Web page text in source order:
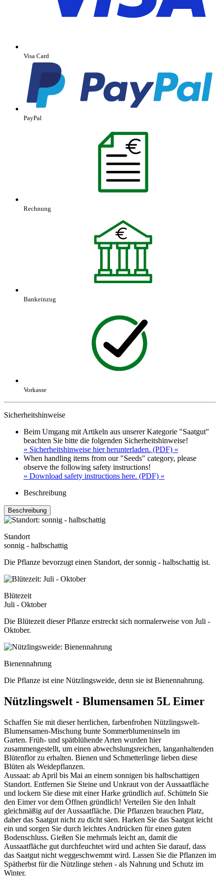
Visa Card
PayPal
Rechnung
Bankeinzug
Vorkasse
Sicherheitshinweise
Beim Umgang mit Artikeln aus unserer Kategorie "Saatgut"
beachten Sie bitte die folgenden Sicherheitshinweise!
» Sicherheitshinweise hier herunterladen. (PDF) «
When handling items from our "Seeds" category, please
observe the following safety instructions!
» Download safety instructions here. (PDF) «
Beschreibung
Beschreibung
Standort
sonnig - halbschattig
Die Pflanze bevorzugt einen Standort, der sonnig - halbschattig ist.
Blütezeit
Juli - Oktober
Die Blütezeit dieser Pflanze erstreckt sich normalerweise von Juli -
Oktober.
Bienennahrung
Die Pflanze ist eine Nützlingsweide, denn sie ist Bienennahrung.
Nützlingswelt - Blumensamen 5L Eimer
Schaffen Sie mit dieser herrlichen, farbenfrohen Nützlingswelt-
Blumensamen-Mischung bunte Sommerblumeninseln im
Garten. Früh- und spätblühende Arten wurden hier
zusammengestellt, um einen abwechslungsreichen, langanhaltenden
Blütenflor zu erhalten. Bienen und Schmetterlinge lieben diese
Blüten als Weidepflanzen.
Aussaat: ab April bis Mai an einem sonnigen bis halbschattigen
Standort. Entfernen Sie Steine und Unkraut von der Aussaatfläche
und lockern Sie diese mit einer Harke gründlich auf. Schütteln Sie
den Eimer vor dem Öffnen gründlich! Verteilen Sie den Inhalt
gleichmäßig auf der Aussaatfläche. Die Pflanzen brauchen Platz,
daher das Saatgut nicht zu dicht säen. Harken Sie das Saatgut leicht
ein und sorgen Sie durch leichtes Andrücken für einen guten
Bodenschluss. Gießen Sie mehrmals leicht an, damit die
Aussaatfläche gut durchfeuchtet wird und achten Sie darauf, dass
das Saatgut nicht weggeschwemmt wird. Lassen Sie die Pflanzen im
Spätherbst für die Nützlinge stehen - als Nahrung und Schutz im
Winter.